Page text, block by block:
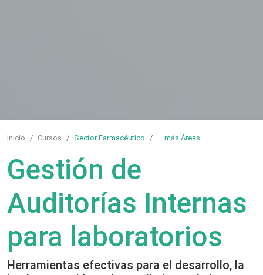
Inicio Cursos Sector Farmacéutico ... más Áreas
Gestión de
Auditorías Internas
para laboratorios
Herramientas efectivas para el desarrollo, la